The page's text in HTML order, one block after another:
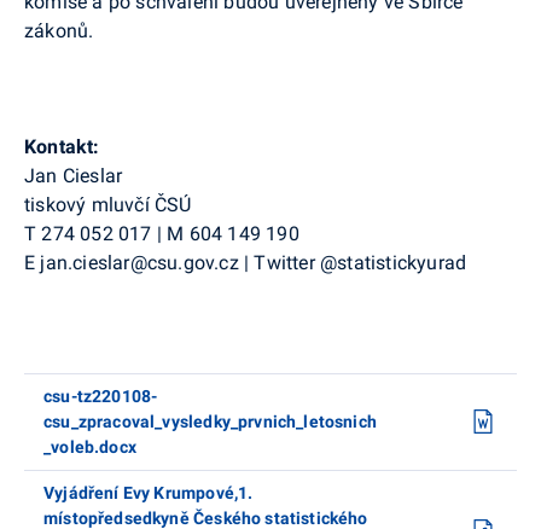
zákonů.
Kontakt:
Jan Cieslar
tiskový mluvčí ČSÚ
T 274 052 017 | M 604 149 190
E jan.cieslar@csu.gov.cz | Twitter@statistickyurad
csu-tz220108-
csu_zpracoval_vysledky_prvnich_letosnich
_voleb.docx
Vyjádření Evy Krumpové,1.
místopředsedkyně Českého statistického